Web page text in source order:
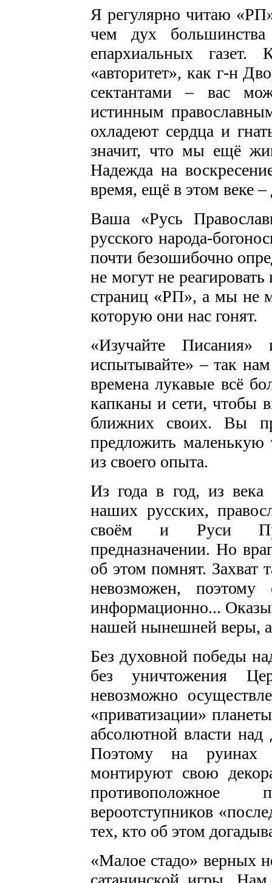
Я регулярно читаю
чем дух большинства
епархиальных
«авторитет», как г-н
сектантами – вас
истинным
охладеют сердца и
значит, что мы ещё
Надежда на
время, ещё в этом веке
Ваша «Русь
русского народа-
почти безошибочно
не могут не
страниц «РП», а мы не
которую они нас гонят.
«Изучайте
испытывайте» – так
времена лукавые всё
капканы и сети, чтобы
ближних своих. Вы
предложить
из своего опыта.
Из года в год, из века
наших русских,
своём и Руси
предназначении. Но
об этом помнят. Захват
невозможен, поэтому
информационно...
нашей нынешней веры, а
Без духовной победы
без уничтожения
невозможно
«приватизации»
абсолютной власти
Поэтому на руинах
монтируют свою
противоположное
вероотступников
тех, кто об этом
«Малое стадо» верных